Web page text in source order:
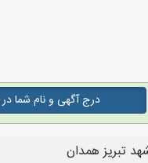
درج آگهی و نام شما
تبریز همدان